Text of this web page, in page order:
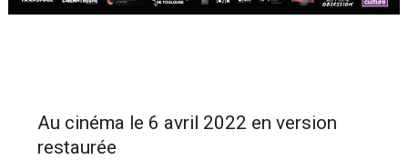
Au cinéma le 6 avril 2022 en version
restaurée